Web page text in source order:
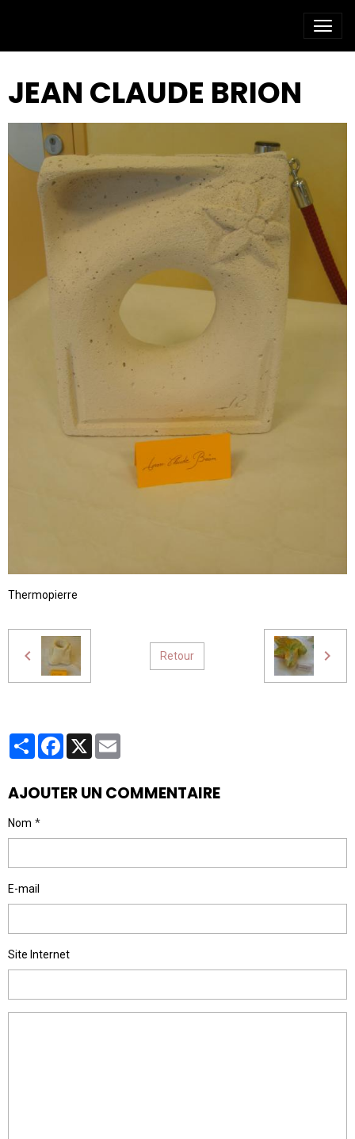
JEAN CLAUDE BRION
Thermopierre
Retour
PartagerFacebook
X
AJOUTER UN COMMENTAIRE
Nom
E-mail
Site Internet